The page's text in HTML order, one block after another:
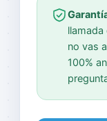
no vas
100%